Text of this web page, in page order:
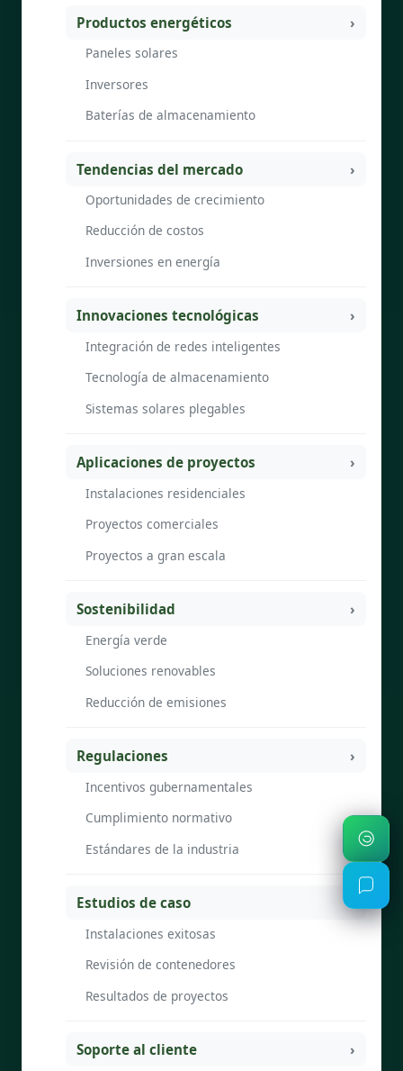
Productos energéticos
Paneles solares
Inversores
Baterías de almacenamiento
Tendencias del mercado
Oportunidades de crecimiento
Reducción de costos
Inversiones en energía
Innovaciones tecnológicas
Integración de redes inteligentes
Tecnología de almacenamiento
Sistemas solares plegables
Aplicaciones de proyectos
Instalaciones residenciales
Proyectos comerciales
Proyectos a gran escala
Sostenibilidad
Energía verde
Soluciones renovables
Reducción de emisiones
Regulaciones
Incentivos gubernamentales
Cumplimiento normativo
Estándares de la industria
Estudios de caso
Instalaciones exitosas
Revisión de contenedores
Resultados de proyectos
Soporte al cliente